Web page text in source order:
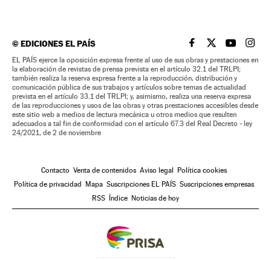
©EDICIONES EL PAÍS EL PAÍS BRASIL EN
EL PAÍSEL PAÍS
EL
EL PAÍS ejerce la oposición expresa frente al uso de sus obras y prestaciones en
la elaboración de revistas de prensa prevista en el artículo 32.1 del TRLPI;
también realiza la reserva expresa frente a la reproducción, distribución y
comunicación pública de sus trabajos y artículos sobre temas de actualidad
prevista en el artículo 33.1 del TRLPI; y, asimismo, realiza una reserva expresa
de las reproducciones y usos de las obras y otras prestaciones accesibles desde
este sitio web a medios de lectura mecánica u otros medios que resulten
adecuados a tal fin de conformidad con el artículo 67.3 del Real Decreto - ley
24/2021, de 2 de noviembre
Contacto Venta de contenidos Aviso legal
Política cookies
Política de privacidad
Mapa Suscripciones EL PAÍS Suscripciones empresas
RSS
Índice Noticias de hoy